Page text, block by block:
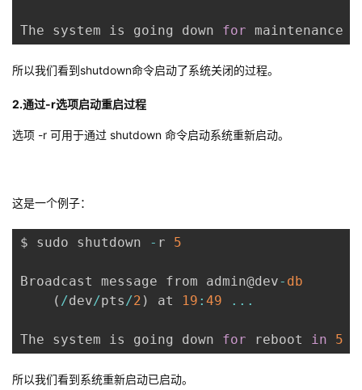
注
开
者
学
的
我
支
持
我
The system is going down for maintenance
所以我们看到shutdown命令启动了系统关闭的过程。
2.通过-r选项启动重启过程
选项 -r 可用于通过 shutdown 命令启动系统重新启动。
这是一个例子：
$ sudo shutdown - r 5
Broadcast message from admin@dev- db
( /dev/pts/2 ) at 19 : 49 ...
The system is going down for reboot in 5
所以我们看到系统重新启动已启动。